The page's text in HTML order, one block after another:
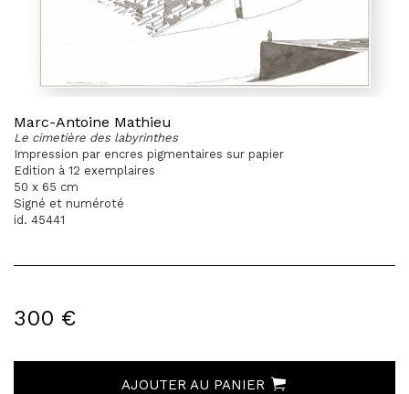
Marc-Antoine Mathieu
Le cimetière des labyrinthes
Impression par encres pigmentaires sur papier
Edition à 12 exemplaires
50 x 65 cm
Signé et numéroté
id. 45441
300 €
AJOUTER AU PANIER